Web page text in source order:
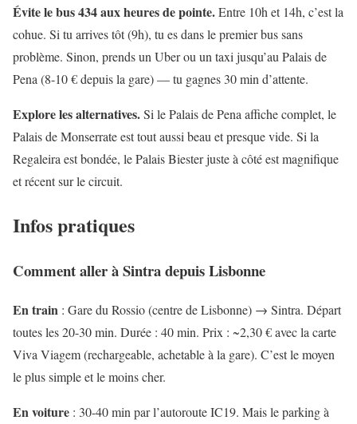
Évite le bus 434 aux heures de pointe.Entre 10h et 14h, c’est la
cohue. Si tu arrives tôt (9h), tu es dans le premier bus sans
problème. Sinon, prends un Uber ou un taxi jusqu’au Palais de
Pena (8-10 € depuis la gare) — tu gagnes 30 min d’attente.
Explore les alternatives.Si le Palais de Pena affiche complet, le
Palais de Monserrate est tout aussi beau et presque vide. Si la
Regaleira est bondée, le Palais Biester juste à côté est magnifique
et récent sur le circuit.
Infos pratiques
Comment aller à Sintra depuis Lisbonne
En train : Gare du Rossio (centre de Lisbonne) → Sintra. Départ
toutes les 20-30 min. Durée : 40 min. Prix : ~2,30 € avec la carte
Viva Viagem (rechargeable, achetable à la gare). C’est le moyen
le plus simple et le moins cher.
En voiture : 30-40 min par l’autoroute IC19. Mais le parking à